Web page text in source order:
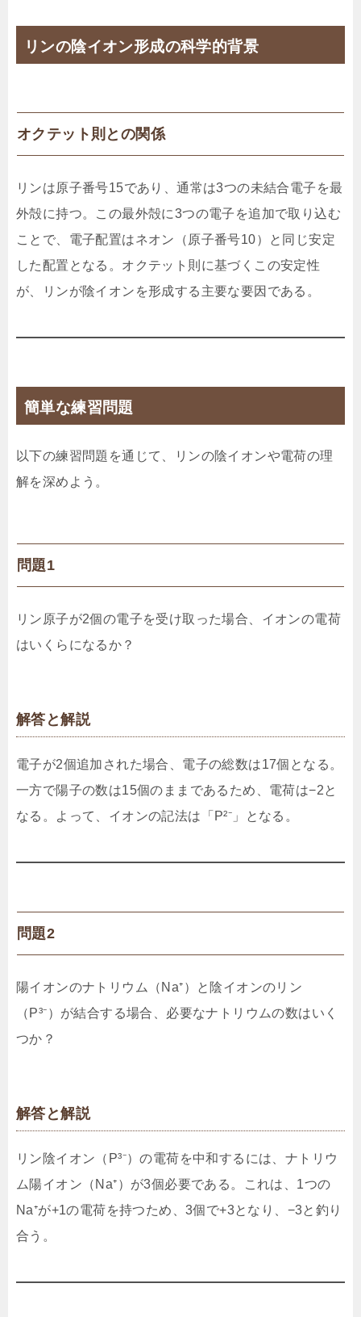
リンの陰イオン形成の科学的背景
オクテット則との関係
リンは原子番号15であり、通常は3つの未結合電子を最
外殻に持つ。この最外殻に3つの電子を追加で取り込む
ことで、電子配置はネオン（原子番号10）と同じ安定
した配置となる。オクテット則に基づくこの安定性
が、リンが陰イオンを形成する主要な要因である。
簡単な練習問題
以下の練習問題を通じて、リンの陰イオンや電荷の理
解を深めよう。
問題1
リン原子が2個の電子を受け取った場合、イオンの電荷
はいくらになるか？
解答と解説
電子が2個追加された場合、電子の総数は17個となる。
一方で陽子の数は15個のままであるため、電荷は−2と
なる。よって、イオンの記法は「P²⁻」となる。
問題2
陽イオンのナトリウム（Na⁺）と陰イオンのリン
（P³⁻）が結合する場合、必要なナトリウムの数はいく
つか？
解答と解説
リン陰イオン（P³⁻）の電荷を中和するには、ナトリウ
ム陽イオン（Na⁺）が3個必要である。これは、1つの
Na⁺が+1の電荷を持つため、3個で+3となり、−3と釣り
合う。